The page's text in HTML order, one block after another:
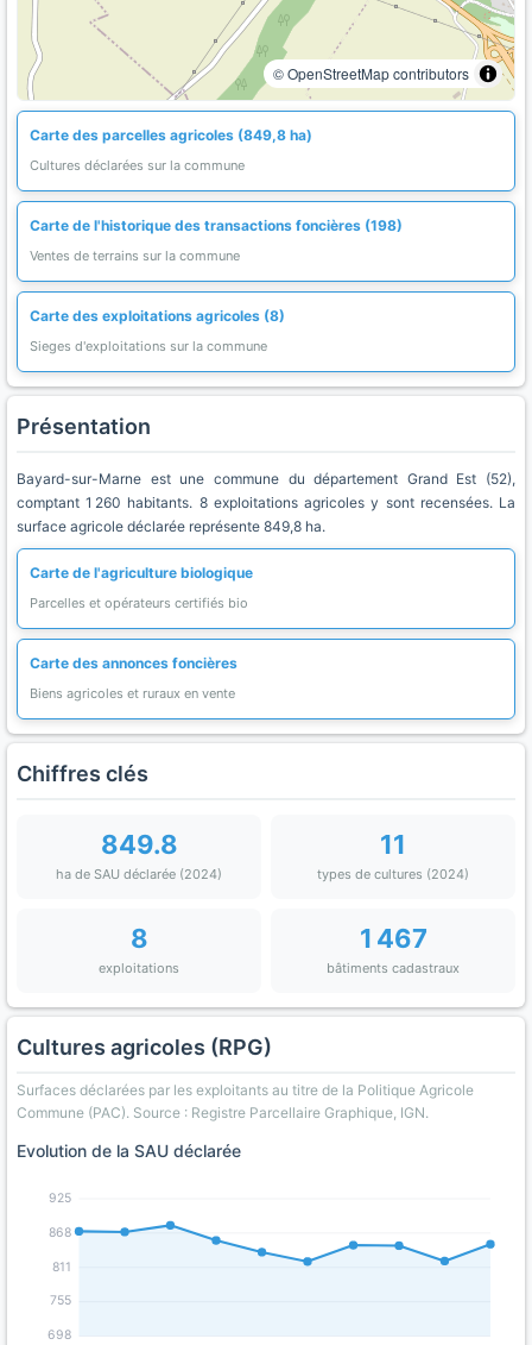
© OpenStreetMap contributors
Carte des parcelles agricoles (849,8 ha)
Cultures déclarées sur la commune
Carte de l'historique des transactions foncières (198)
Ventes de terrains sur la commune
Carte des exploitations agricoles (8)
Sieges d'exploitations sur la commune
Présentation
Bayard-sur-Marne est une commune du département Grand Est (52),
comptant 1 260 habitants. 8 exploitations agricoles y sont recensées. La
surface agricole déclarée représente 849,8 ha.
Carte de l'agriculture biologique
Parcelles et opérateurs certifiés bio
Carte des annonces foncières
Biens agricoles et ruraux en vente
Chiffres clés
849.8
ha de SAU déclarée (2024)
11
types de cultures (2024)
8
exploitations
1 467
bâtiments cadastraux
Cultures agricoles (RPG)
Surfaces déclarées par les exploitants au titre de la Politique Agricole
Commune (PAC). Source : Registre Parcellaire Graphique, IGN.
Evolution de la SAU déclarée
698
755
811
868
925